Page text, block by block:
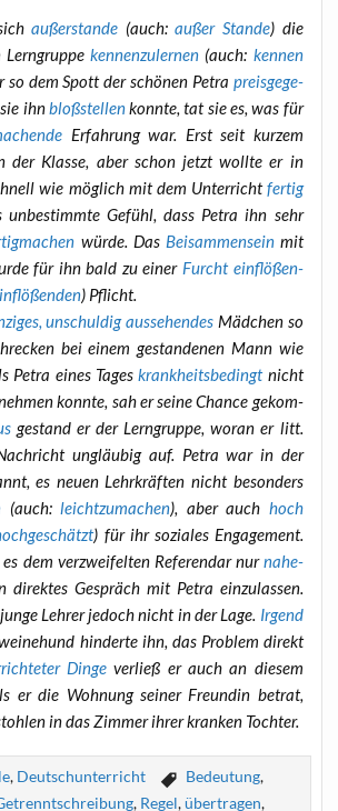
außer­stan­de (auch:außer Stan­de) die
Lern­grup­peken­nen­zu­ler­nen (auch: ken­nen
so dem Spott der schö­nen Petra preis­ge­ge­
ihnbloß­stel­lenkonn­te, tat sie es, was für
Erfah­rung war. Erst seit kur­zem
der Klas­se, aber schon jetzt woll­te er in
wie mög­lich mit dem Unter­richtfer­tig
Gefühl, dass Petra ihn sehr
wür­de. Das Bei­sam­men­seinmit
für ihn bald zu einer Furcht ein­flö­ßen­
) Pflicht.
unschul­dig aus­se­hen­des Mäd­chen so
bei einem gestan­de­nen Mann wie
Petra eines Tageskrank­heits­be­dingtnicht
konn­te, sah er sei­ne Chan­ce gekom­
gestand er der Lern­grup­pe, wor­an er litt.
ungläu­big auf. Petra war in der
es neu­en Lehr­kräf­ten nicht beson­ders
(auch:leicht­zu­ma­chen), aber auch hoch
) für ihr sozia­les Enga­ge­ment.
dem ver­zwei­fel­ten Refe­ren­dar nurnahe­
direk­tes Gespräch mit Petra ein­zu­las­sen.
Leh­rer jedoch nicht in der Lage. Irgend
hin­der­te ihn, das Pro­blem direkt
Din­ge ver­ließ er auch an die­sem
er die Woh­nung sei­ner Freun­din betrat,
in das Zim­mer ihrer kran­ken Tochter.
, Deutschunterricht Bedeutung,
, Regel,übertragen,